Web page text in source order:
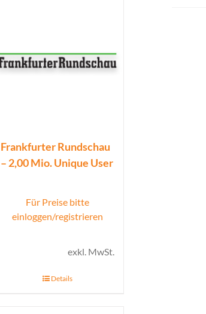
Frankfurter Rundschau
– 2,00 Mio. Unique User
Für Preise bitte
einloggen/registrieren
exkl. MwSt.
Details